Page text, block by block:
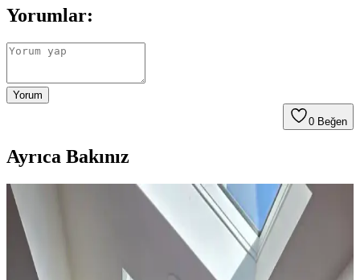
Yorumlar:
Yorum
0 Beğen
Ayrıca Bakınız
Ev Dekorasyonunda Halı Seçimi: Renk Dengesi ve
Uyum Prensipleriyle Mekan Tasarımı
Ev dekorasyonunda halı seçimi, renk dengesi ve desen uyumu ile
mekanın atmosferini belirler. 60/30/10 prensibi ve mobilyalarla